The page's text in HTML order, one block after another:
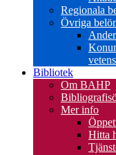
Regionala
Övriga
Bibliotek
Om BAHP
Mer info
Hitta